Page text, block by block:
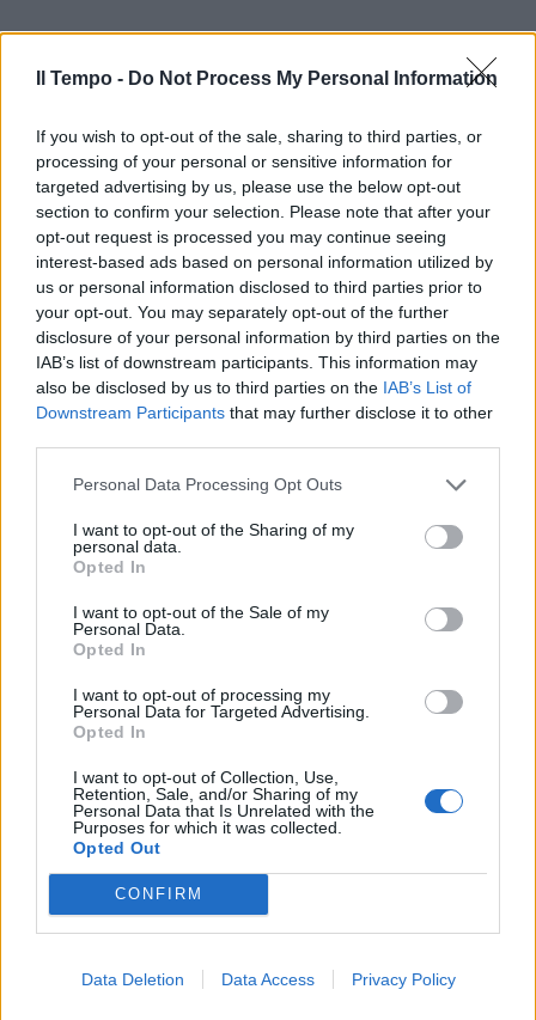
Il Tempo - Do Not Process My Personal Information
If you wish to opt-out of the sale, sharing to third parties, or
processing of your personal or sensitive information for
targeted advertising by us, please use the below opt-out
section to confirm your selection. Please note that after your
opt-out request is processed you may continue seeing
interest-based ads based on personal information utilized by
us or personal information disclosed to third parties prior to
your opt-out. You may separately opt-out of the further
disclosure of your personal information by third parties on the
IAB’s list of downstream participants. This information may
also be disclosed by us to third parties on the IAB’s List of
Downstream Participants that may further disclose it to other
Personal Data Processing Opt Outs
I want to opt-out of the Sharing of my
personal data.
Opted In
I want to opt-out of the Sale of my
Personal Data.
Opted In
I want to opt-out of processing my
Personal Data for Targeted Advertising.
Opted In
I want to opt-out of Collection, Use,
Retention, Sale, and/or Sharing of my
Personal Data that Is Unrelated with the
Purposes for which it was collected.
Opted Out
CONFIRM
Data Deletion Data Access Privacy Policy